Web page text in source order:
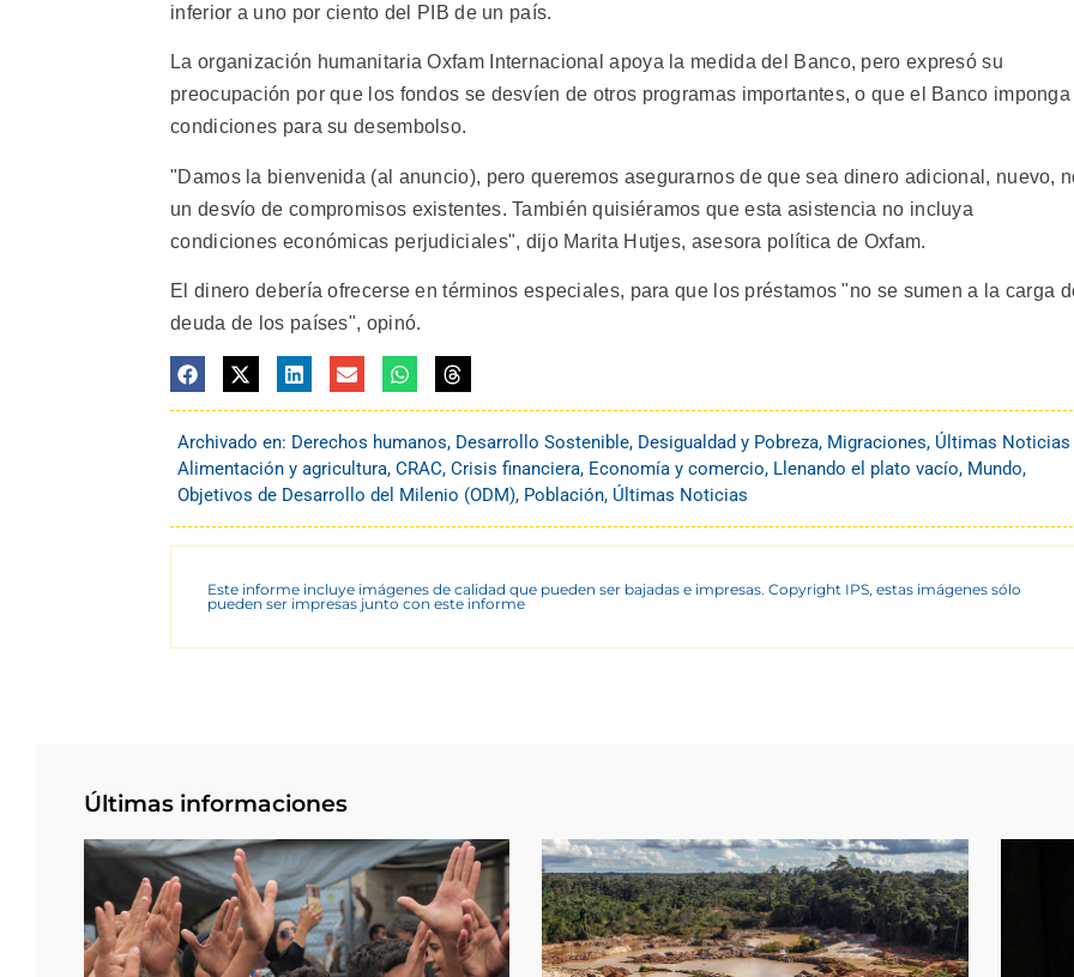
inferior a uno por ciento del PIB de un país.
La organización humanitaria Oxfam Internacional apoya la medida del Banco, pero expresó su
preocupación por que los fondos se desvíen de otros programas importantes, o que el Banco imponga
condiciones para su desembolso.
"Damos la bienvenida (al anuncio), pero queremos asegurarnos de que sea dinero adicional, nuevo,
un desvío de compromisos existentes. También quisiéramos que esta asistencia no incluya
condiciones económicas perjudiciales", dijo Marita Hutjes, asesora política de Oxfam.
El dinero debería ofrecerse en términos especiales, para que los préstamos "no se sumen a la carga
deuda de los países", opinó.
Archivado en: Derechos humanos, Desarrollo Sostenible, Desigualdad y Pobreza, Migraciones, Últimas Noticias
Alimentación y agricultura, CRAC, Crisis financiera, Economía y comercio, Llenando el plato vacío, Mundo,
Objetivos de Desarrollo del Milenio (ODM), Población, Últimas Noticias
Este informe incluye imágenes de calidad que pueden ser bajadas e impresas. Copyright IPS, estas imágenes sólo
pueden ser impresas junto con este informe
Últimas informaciones